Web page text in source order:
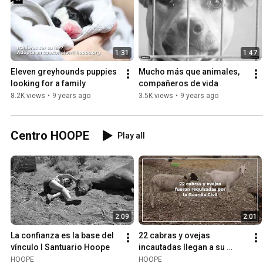
1:31
Eleven greyhounds puppies
looking for a family
8.2K views • 9 years ago
1:47
Mucho más que animales,
compañeros de vida
3.5K views • 9 years ago
Centro HOOPE Play all
2:09
La confianza es la base del
vínculo I Santuario Hoope
HOOPE
2:01
22 cabras y ovejas
incautadas llegan a su
nuevo hogar en HOOPE
HOOPE